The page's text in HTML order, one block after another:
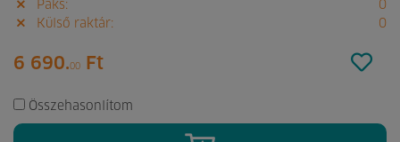
Paks:
0
Külső raktár:
0
6 690.00 Ft
Összehasonlítom